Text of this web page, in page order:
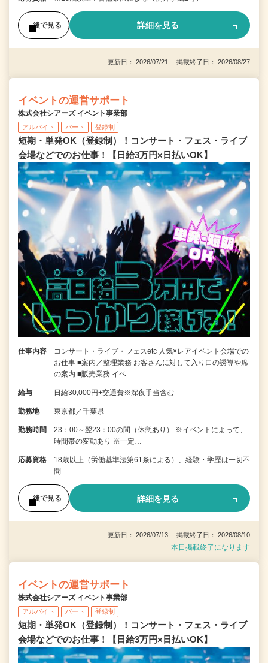
後で見る 詳細を見る
更新日： 2026/07/21 掲載終了日： 2026/08/27
イベントの運営サポート
株式会社シアーズ イベント事業部
アルバイト パート 登録制
短期・単発OK（登録制）！コンサート・フェス・ライブ
会場などでのお仕事！【日給3万円×日払いOK】
仕事内容
コンサート・ライブ・フェスetc 人気×レアイベント会場での
お仕事 ■案内／整理業務 お客さんに対して入り口の誘導や席
の案内 ■販売業務 イベ…
給与 日給30,000円+交通費※深夜手当含む
勤務地 東京都／千葉県
勤務時間
23：00～翌23：00の間（休憩あり） ※イベントによって、
時間帯の変動あり ※一定…
応募資格
18歳以上（労働基準法第61条による）、経験・学歴は一切不
問
後で見る 詳細を見る
更新日： 2026/07/13 掲載終了日： 2026/08/10
本日掲載終了になります
イベントの運営サポート
株式会社シアーズ イベント事業部
アルバイト パート 登録制
短期・単発OK（登録制）！コンサート・フェス・ライブ
会場などでのお仕事！【日給3万円×日払いOK】